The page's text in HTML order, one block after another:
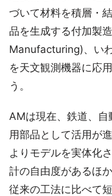
づいて材料を積層・
品を生成する付加製
Manufacturing)、い
を天文観測機器に応
う。
AMは現在、鉄道、自
用部品として活用が
よりモデルを実体化
計の自由度があるほ
従来の工法に比べて